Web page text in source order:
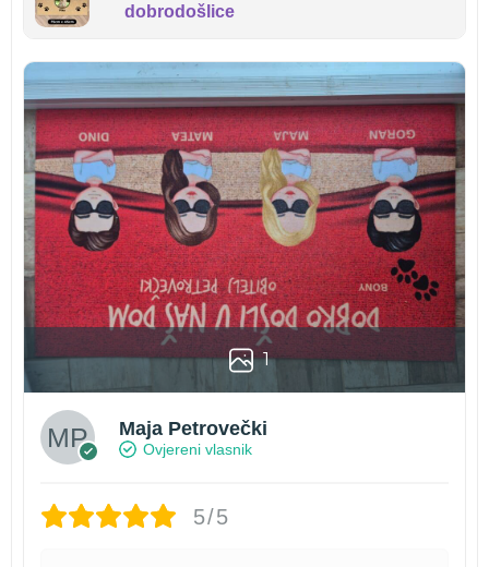
dobrodošlice
1
Maja Petrovečki
Ovjereni vlasnik
5/5